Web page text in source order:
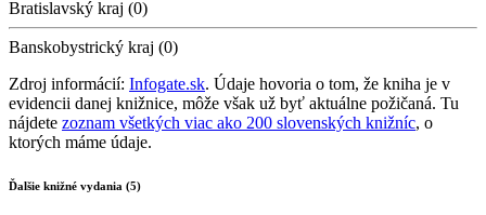
Bratislavský kraj (0)
Banskobystrický kraj (0)
Zdroj informácií: Infogate.sk. Údaje hovoria o tom, že kniha je v
evidencii danej knižnice, môže však už byť aktuálne požičaná. Tu
nájdete zoznam všetkých viac ako 200 slovenských knižníc, o
ktorých máme údaje.
Ďalšie knižné vydania (5)